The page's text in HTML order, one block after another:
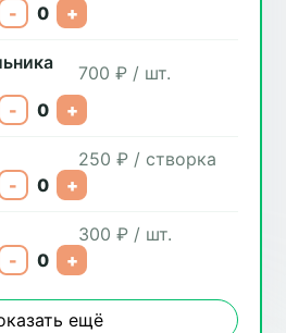
-
0 +
700 ₽ / шт.
-
0 +
250 ₽ / створка
-
0 +
300 ₽ / шт.
-
0 +
ещё